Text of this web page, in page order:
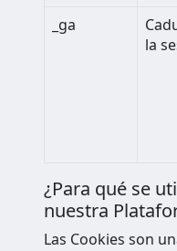
_ga
la
¿Para qué se
nuestra
Las Cookies son